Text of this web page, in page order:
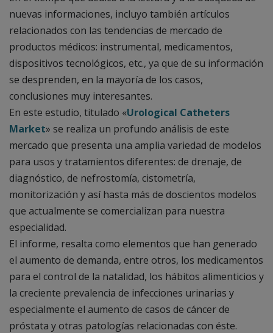
nuevas informaciones, incluyo también artículos
relacionados con las tendencias de mercado de
productos médicos: instrumental, medicamentos,
dispositivos tecnológicos, etc., ya que de su información
se desprenden, en la mayoría de los casos,
conclusiones muy interesantes.
En este estudio, titulado «Urological Catheters
Market» se realiza un profundo análisis de este
mercado que presenta una amplia variedad de modelos
para usos y tratamientos diferentes: de drenaje, de
diagnóstico, de nefrostomía, cistometría,
monitorización y así hasta más de doscientos modelos
que actualmente se comercializan para nuestra
especialidad.
El informe, resalta como elementos que han generado
el aumento de demanda, entre otros, los medicamentos
para el control de la natalidad, los hábitos alimenticios y
la creciente prevalencia de infecciones urinarias y
especialmente el aumento de casos de cáncer de
próstata y otras patologías relacionadas con éste.